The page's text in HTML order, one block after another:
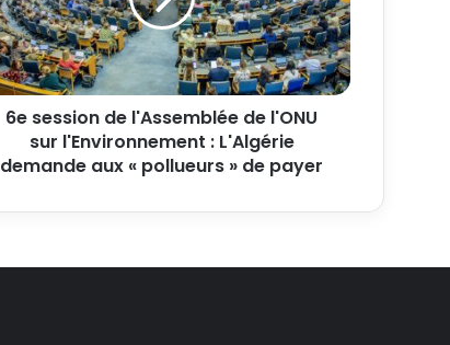
6e session de l'Assemblée de l'ONU
sur l'Environnement : L'Algérie
demande aux « pollueurs » de payer